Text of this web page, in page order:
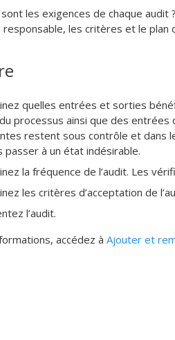
les exigences de chaque
responsable, les critères et le plan
quelles entrées et sorties
processus ainsi que des
restent sous contrôle et dans
passer à un état indésirable.
la fréquence de l’audit. Les
les critères d’acceptation de
l’audit.
accédez à Ajouter et